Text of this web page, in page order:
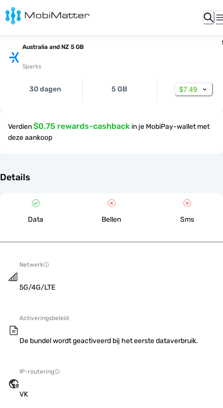
Australia and NZ 5 GB
Sparks
30 dagen 5 GB $7.49
Verdien$0.75 rewards-cashback in je MobiPay-wallet met
deze aankoop
Details
Data Bellen Sms
Netwerk
5G/4G/LTE
Activeringsbeleid
De bundel wordt geactiveerd bij het eerste dataverbruik.
IP-routering
VK